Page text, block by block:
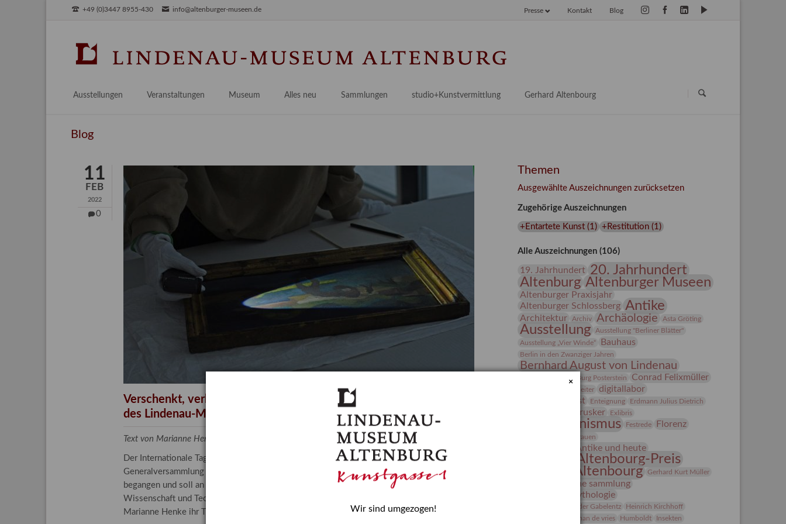
+49 (0)3447 8955-430 info@altenburger-museen.de Blog
Kontakt
Presse
Ausstellungen
Aktuell
Veranstaltungen Museum
Praktikum / Praxisprojekt
Bestandskataloge & Editionen
Gesamtverzeichnis
Kalender
Alles neu
Provenienzforschung
Kulturelle Vermittlung
Länderübergreifende kulturtouristische Ziele
Sammlungen
Malerei 17.–19. Jh.
Deutsche Malerei 20./21. Jh.
Grafische Sammlung
Kunstbibliothek
Restaurierung
Forschung
studio+Kunstvermittlung
Angebote für Erwachsene
Angebote für Kitas
Gerhard Altenbourg
Blog
11
FEB
2022
0
Verschenkt, verkauft, vergessen? – Kunstdetektivinnen im Dienste
des Lindenau-Museums
Text von Marianne Henke, Provenienzforscherin am Lindenau-Museum Altenburg
Der Internationale Tag der Frauen und Mädchen in der Wissenschaft wurde 2015 in der
Generalversammlung der Vereinten Nationen beschlossen. Er wird jährlich am 11. Februar
begangen und soll an die entscheidende Rolle erinnern, die Mädchen und Frauen in
Wissenschaft und Technologie spielen. In ihrem Blogbeitrag stellt Provenienzforscherin
Marianne Henke ihr Tätigkeitsfeld vor.
Themen
Ausgewählte Auszeichnungen zurücksetzen
Zugehörige Auszeichnungen
+Entartete Kunst(1 ) +Restitution(1 )
Alle Auszeichnungen (106)
19. Jahrhundert 20. Jahrhundert
Altenburg Altenburger Museen
Altenburger Praxisjahr
Altenburger Schlossberg Antike
Architektur Archiv Archäologie Asta Gröting
Ausstellung
Ausstellung "Berliner Blätter"
Ausstellung „Vier Winde“
Bauhaus
Berlin in den Zwanziger Jahren
Bernhard August von Lindenau
Bibliothek
Burg Posterstein Conrad Felixmüller
Der Blaue Reiter
digitallabor
Entartete Kunst
Enteignung
Erdmann Julius Dietrich
estrusker Exlibris
Expressionismus Festrede Florenz
frauen
Frauen in der Antike und heute
Gerhard-Altenbourg-Preis
Gerhard Altenbourg
Gerhard Kurt Müller
grafische sammlung
griechische Mythologie
Hanns-Conon von der Gabelentz Heinrich Kirchhoff
herman de vries Humboldt
Insekten
×
Wir sind umgezogen!